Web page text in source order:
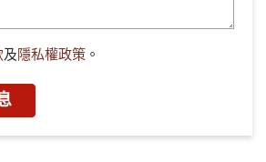
及隱私權政策 。